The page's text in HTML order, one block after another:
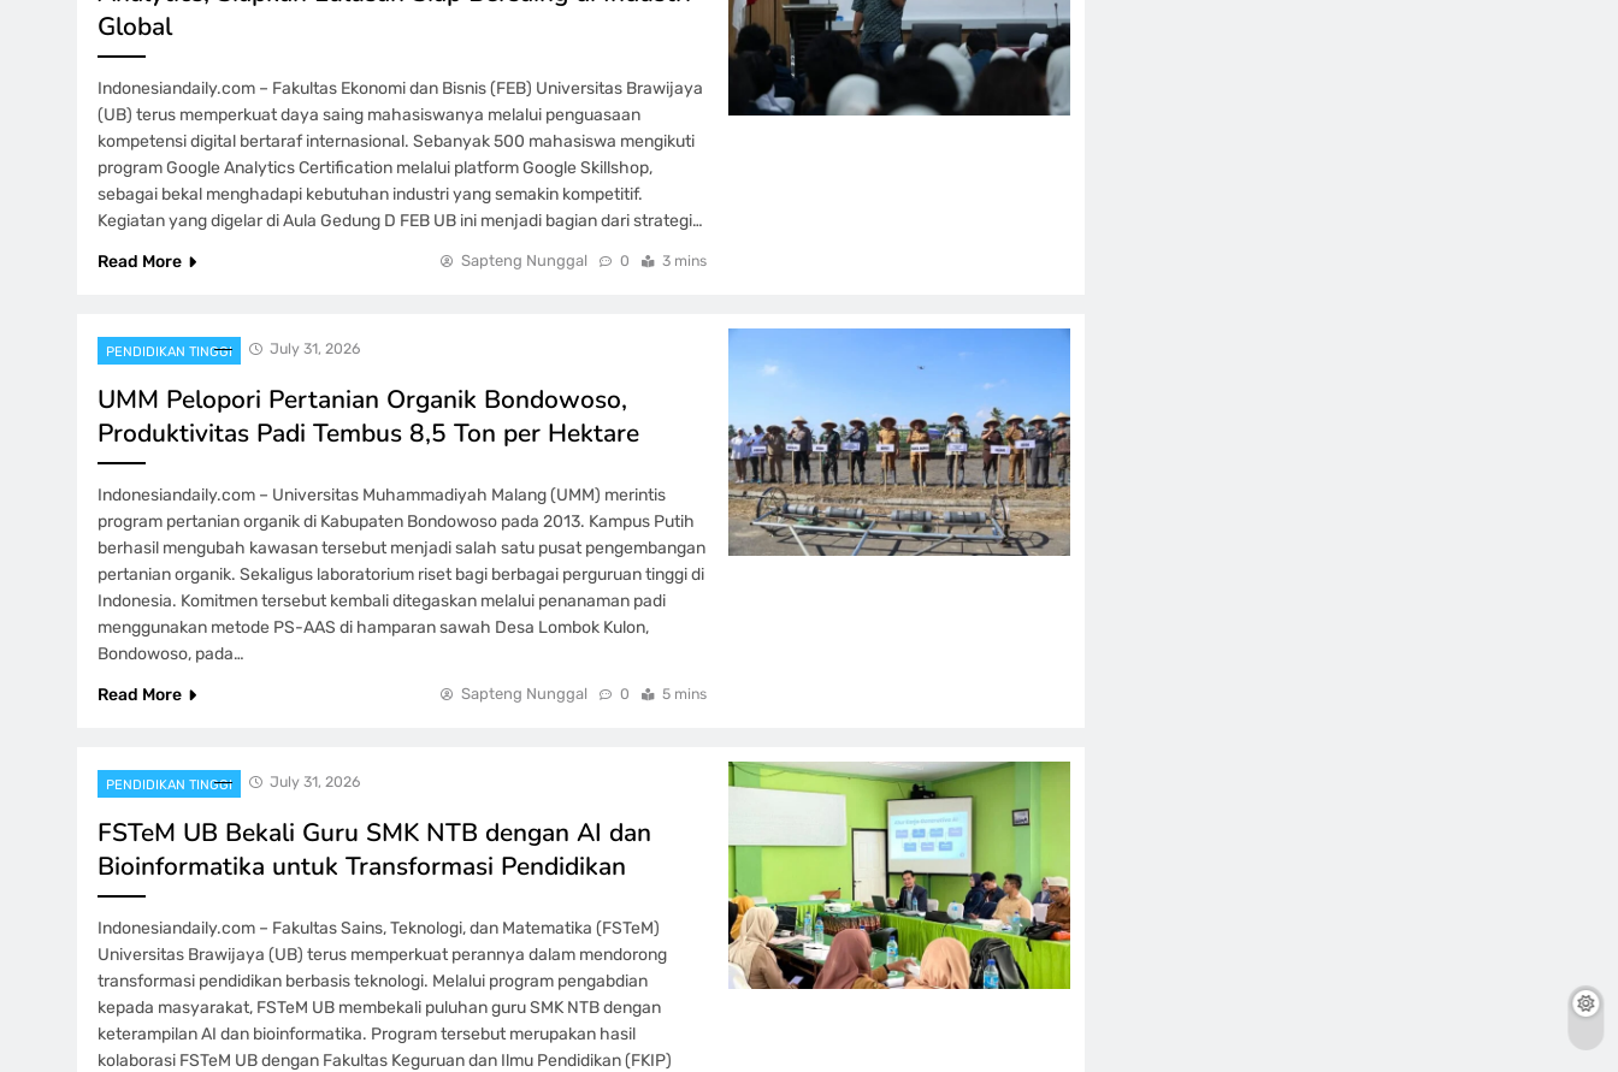
Global
Indonesiandaily.com – Fakultas Ekonomi dan Bisnis (FEB) Universitas Brawijaya
(UB) terus memperkuat daya saing mahasiswanya melalui penguasaan
kompetensi digital bertaraf internasional. Sebanyak 500 mahasiswa mengikuti
program Google Analytics Certification melalui platform Google Skillshop,
sebagai bekal menghadapi kebutuhan industri yang semakin kompetitif.
Kegiatan yang digelar di Aula Gedung D FEB UB ini menjadi bagian dari strategi…
Read More
Sapteng Nunggal 0 3 mins
PENDIDIKAN TINGGI July 31, 2026
UMM Pelopori Pertanian Organik Bondowoso,
Produktivitas Padi Tembus 8,5 Ton per Hektare
Indonesiandaily.com – Universitas Muhammadiyah Malang (UMM) merintis
program pertanian organik di Kabupaten Bondowoso pada 2013. Kampus Putih
berhasil mengubah kawasan tersebut menjadi salah satu pusat pengembangan
pertanian organik. Sekaligus laboratorium riset bagi berbagai perguruan tinggi di
Indonesia. Komitmen tersebut kembali ditegaskan melalui penanaman padi
menggunakan metode PS-AAS di hamparan sawah Desa Lombok Kulon,
Bondowoso, pada…
Read More
Sapteng Nunggal 0 5 mins
PENDIDIKAN TINGGI July 31, 2026
FSTeM UB Bekali Guru SMK NTB dengan AI dan
Bioinformatika untuk Transformasi Pendidikan
Indonesiandaily.com – Fakultas Sains, Teknologi, dan Matematika (FSTeM)
Universitas Brawijaya (UB) terus memperkuat perannya dalam mendorong
transformasi pendidikan berbasis teknologi. Melalui program pengabdian
kepada masyarakat, FSTeM UB membekali puluhan guru SMK NTB dengan
keterampilan AI dan bioinformatika. Program tersebut merupakan hasil
kolaborasi FSTeM UB dengan Fakultas Keguruan dan Ilmu Pendidikan (FKIP)